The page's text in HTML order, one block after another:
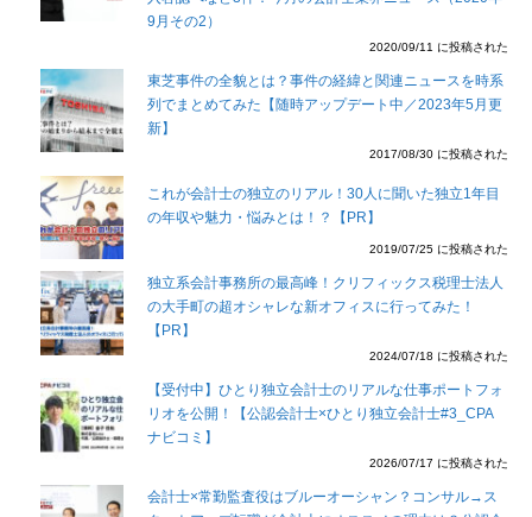
9月その2）
2020/09/11 に投稿された
東芝事件の全貌とは？事件の経緯と関連ニュースを時系
列でまとめてみた【随時アップデート中／2023年5月更
新】
2017/08/30 に投稿された
これが会計士の独立のリアル！30人に聞いた独立1年目
の年収や魅力・悩みとは！？【PR】
2019/07/25 に投稿された
独立系会計事務所の最高峰！クリフィックス税理士法人
の大手町の超オシャレな新オフィスに行ってみた！
【PR】
2024/07/18 に投稿された
【受付中】ひとり独立会計士のリアルな仕事ポートフォ
リオを公開！【公認会計士×ひとり独立会計士#3_CPA
ナビコミ】
2026/07/17 に投稿された
会計士×常勤監査役はブルーオーシャン？コンサル→ス